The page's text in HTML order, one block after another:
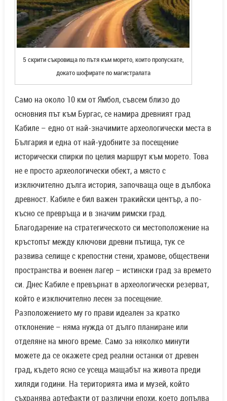
5 скрити съкровища по пътя към морето, които пропускате,
докато шофирате по магистралата
Само на около 10 км от Ямбол, съвсем близо до
основния път към Бургас, се намира древният град
Кабиле – едно от най-значимите археологически места в
България и една от най-удобните за посещение
исторически спирки по целия маршрут към морето. Това
не е просто археологически обект, а място с
изключително дълга история, започваща още в дълбока
древност. Кабиле е бил важен тракийски център, а по-
късно се превръща и в значим римски град.
Благодарение на стратегическото си местоположение на
кръстопът между ключови древни пътища, тук се
развива селище с крепостни стени, храмове, обществени
пространства и военен лагер – истински град за времето
си. Днес Кабиле е превърнат в археологически резерват,
който е изключително лесен за посещение.
Разположението му го прави идеален за кратко
отклонение – няма нужда от дълго планиране или
отделяне на много време. Само за няколко минути
можете да се окажете сред реални останки от древен
град, където ясно се усеща мащабът на живота преди
хиляди години. На територията има и музей, който
съхранява артефакти от различни епохи, което допълва